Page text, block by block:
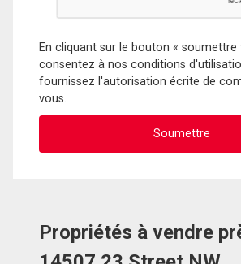
En cliquant sur le bouton « soumettre
consentez à nos conditions
fournissez l'autorisation écrite de
vous.
Propriétés à vendre